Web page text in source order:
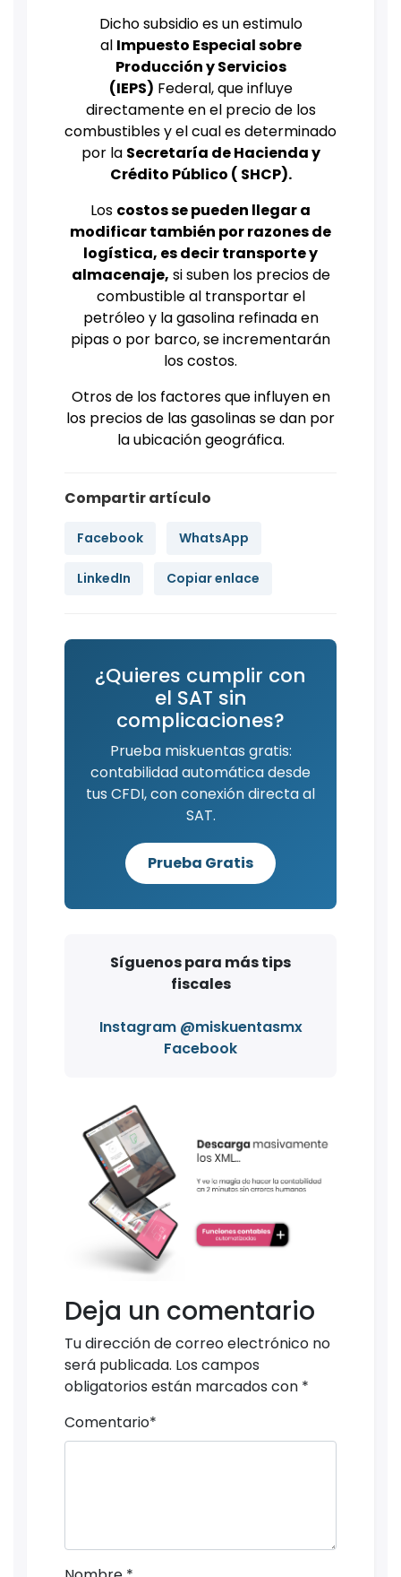
Dicho subsidio es un estimulo
al Impuesto Especial sobre
Producción y Servicios
(IEPS) Federal, que influye
directamente en el precio de los
combustibles y el cual es determinado
por la Secretaría de Hacienda y
Crédito Público ( SHCP).
Los costos se pueden llegar a
modificar también por razones de
logística, es decir transporte y
almacenaje, si suben los precios de
combustible al transportar el
petróleo y la gasolina refinada en
pipas o por barco, se incrementarán
los costos.
Otros de los factores que influyen en
los precios de las gasolinas se dan por
la ubicación geográfica.
Compartir artículo
Facebook WhatsApp
LinkedIn Copiar enlace
¿Quieres cumplir con
el SAT sin
complicaciones?
Prueba miskuentas gratis:
contabilidad automática desde
tus CFDI, con conexión directa al
SAT.
Prueba Gratis
Síguenos para más tips
fiscales
Instagram @miskuentasmx
Facebook
Deja un comentario
Tu dirección de correo electrónico no
será publicada. Los campos
obligatorios están marcados con *
Comentario*